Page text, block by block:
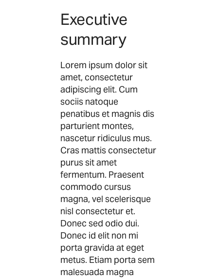
Executive
summary
Lorem ipsum dolor sit
amet, consectetur
adipiscing elit. Cum
sociis natoque
penatibus et magnis dis
parturient montes,
nascetur ridiculus mus.
Cras mattis consectetur
purus sit amet
fermentum. Praesent
commodo cursus
magna, vel scelerisque
nisl consectetur et.
Donec sed odio dui.
Donec id elit non mi
porta gravida at eget
metus. Etiam porta sem
malesuada magna